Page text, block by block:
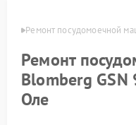
Оле Ремонт посудомоечной
Ремонт
Blomberg
Оле